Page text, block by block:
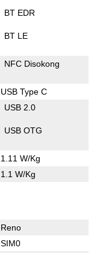
BT EDR
BT LE
NFC Disokong
USB Type C
USB 2.0
USB OTG
1.11 W/Kg
1.1 W/Kg
Reno
SIM0